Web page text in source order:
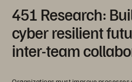
451 Research:
cyber resilient
inter-team